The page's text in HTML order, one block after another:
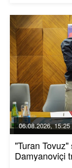
06.08.2026, 15:25
"Turan
Damyanoviçi